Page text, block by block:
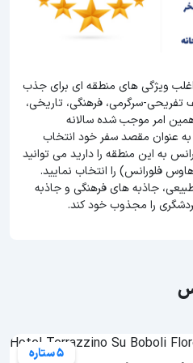
اغلب ویژگی های منطقه ای برای جذب
تفریحی-سرگرمی، فرهنگی، تاریخی،
امر موجب شده سالانه
به عنوان مقصد سفر خود انتخاب
به این منطقه را دارید می توانید
فلورانس) را انتخاب نمایید.
جاذبه های فرهنگی و جاذبه
را مجذوب خود کند.
5 ستاره